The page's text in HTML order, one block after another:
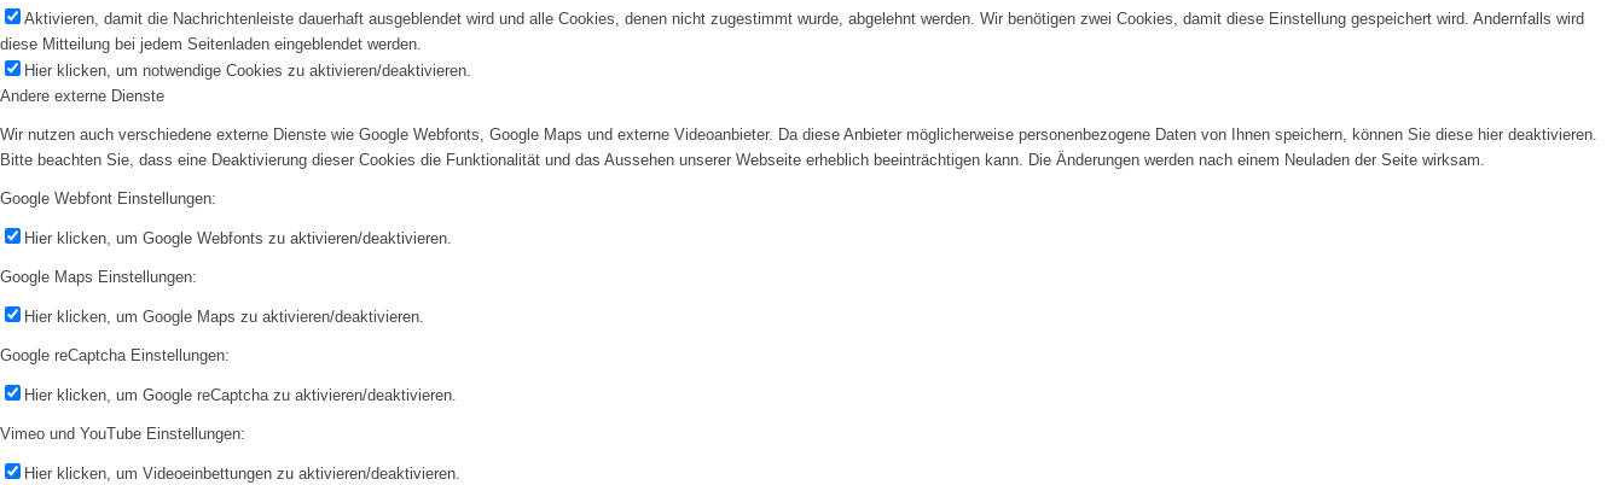
Aktivieren, damit die Nachrichtenleiste dauerhaft ausgeblendet wird und alle Cookies, denen nicht zugestimmt wurde, abgelehnt werden. Wir benötigen zwei Cookies, damit diese Einstellung gespeichert wird. Andernfalls wird
diese Mitteilung bei jedem Seitenladen eingeblendet werden.
Hier klicken, um notwendige Cookies zu aktivieren/deaktivieren.
Andere externe Dienste
Wir nutzen auch verschiedene externe Dienste wie Google Webfonts, Google Maps und externe Videoanbieter. Da diese Anbieter möglicherweise personenbezogene Daten von Ihnen speichern, können Sie diese hier deaktivieren.
Bitte beachten Sie, dass eine Deaktivierung dieser Cookies die Funktionalität und das Aussehen unserer Webseite erheblich beeinträchtigen kann. Die Änderungen werden nach einem Neuladen der Seite wirksam.
Google Webfont Einstellungen:
Hier klicken, um Google Webfonts zu aktivieren/deaktivieren.
Google Maps Einstellungen:
Hier klicken, um Google Maps zu aktivieren/deaktivieren.
Google reCaptcha Einstellungen:
Hier klicken, um Google reCaptcha zu aktivieren/deaktivieren.
Vimeo und YouTube Einstellungen:
Hier klicken, um Videoeinbettungen zu aktivieren/deaktivieren.